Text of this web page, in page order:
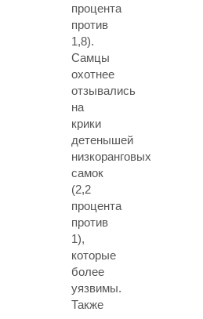
процента
против
1,8).
Самцы
охотнее
отзывались
на
крики
детенышей
низкоранговых
самок
(2,2
процента
против
1),
которые
более
уязвимы.
Также